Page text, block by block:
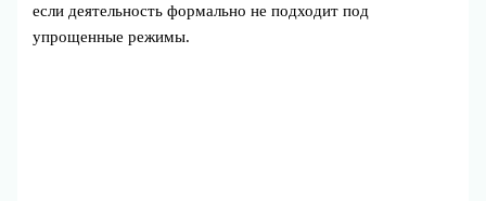
если деятельность формально не подходит под
упрощенные режимы.